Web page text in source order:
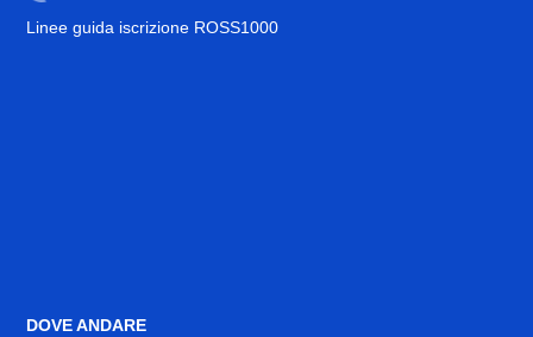
Linee guida iscrizione ROSS1000
DOVE ANDARE